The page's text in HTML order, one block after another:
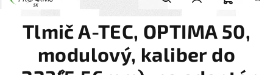
Hľadať
Tlmič A-TEC, OPTIMA 50,
modulový, kaliber do